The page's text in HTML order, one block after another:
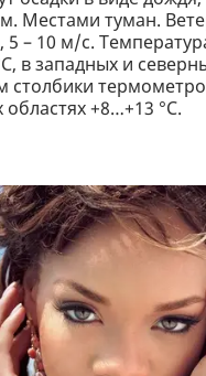
Местами туман.
– 10 м/с.
в западных и
столбики
+8…+13 °С.